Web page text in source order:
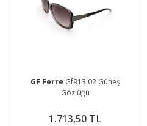
GF Ferre Gf913 02 Güneş
Gözlüğü
1.713,50 TL